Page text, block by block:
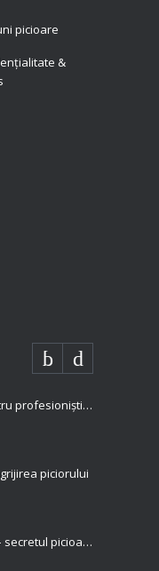
picioare
&
Educație medicală continuă pentru profesioniști dedicați – Podoline susține perfecționarea în îngrijirea piciorului diabetic
piciorului
Pedichiura medicală primăvara – secretul picioarelor sănătoase și fără dureri